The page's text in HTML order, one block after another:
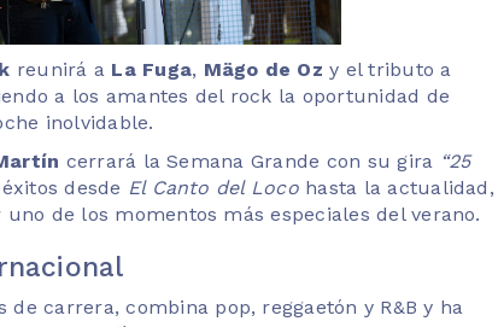
reunirá a La Fuga, Mägo de Oz y el tributo a
a los amantes del rock la oportunidad de
inolvidable.
cerrará la Semana Grande con su gira “25
desde El Canto del Locohasta la actualidad,
de los momentos más especiales del verano.
de carrera, combina pop, reggaetón y R&B y ha